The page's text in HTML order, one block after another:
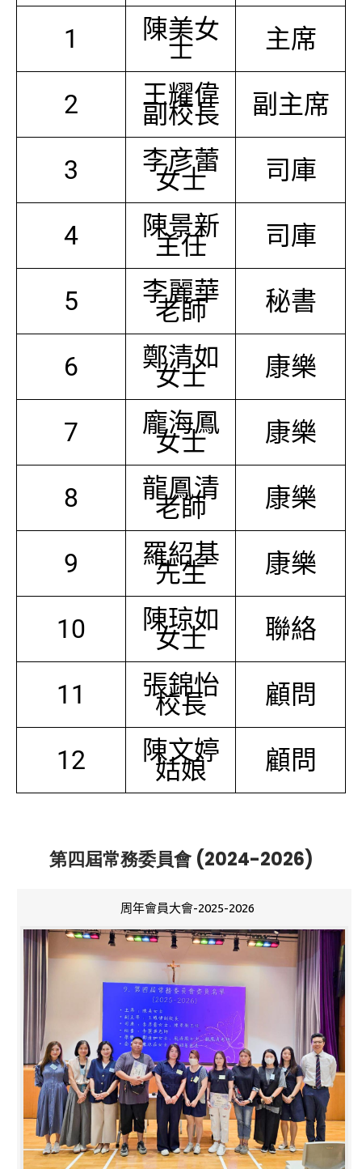
1
陳美女
士 主席
2 王耀偉
副校長 副主席
3 李彦蕾
女士 司庫
4 陳景新
主任 司庫
5 李麗華
老師 秘書
6 鄭清如
女士 康樂
7 龐海鳳
女士 康樂
8 龍鳳清
老師 康樂
9 羅紹基
先生 康樂
10 陳琼如
女士 聯絡
11 張錦怡
校長 顧問
12 陳文婷
姑娘 顧問
第四屆常務委員會 (2024-2026)
周年會員大會-2025-2026